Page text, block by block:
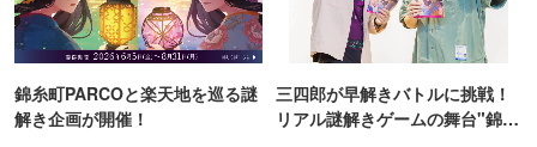
錦糸町PARCOと楽天地を巡る謎
解き企画が開催！
三四郎が早解きバトルに挑戦！
リアル謎解きゲームの舞台"錦糸